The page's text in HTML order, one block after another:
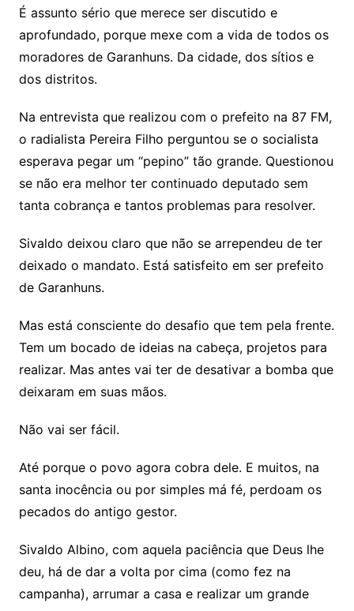
É assunto sério que merece ser discutido e
aprofundado, porque mexe com a vida de todos os
moradores de Garanhuns. Da cidade, dos sítios e
dos distritos.
Na entrevista que realizou com o prefeito na 87 FM,
o radialista Pereira Filho perguntou se o socialista
esperava pegar um “pepino” tão grande. Questionou
se não era melhor ter continuado deputado sem
tanta cobrança e tantos problemas para resolver.
Sivaldo deixou claro que não se arrependeu de ter
deixado o mandato. Está satisfeito em ser prefeito
de Garanhuns.
Mas está consciente do desafio que tem pela frente.
Tem um bocado de ideias na cabeça, projetos para
realizar. Mas antes vai ter de desativar a bomba que
deixaram em suas mãos.
Não vai ser fácil.
Até porque o povo agora cobra dele. E muitos, na
santa inocência ou por simples má fé, perdoam os
pecados do antigo gestor.
Sivaldo Albino, com aquela paciência que Deus lhe
deu, há de dar a volta por cima (como fez na
campanha), arrumar a casa e realizar um grande